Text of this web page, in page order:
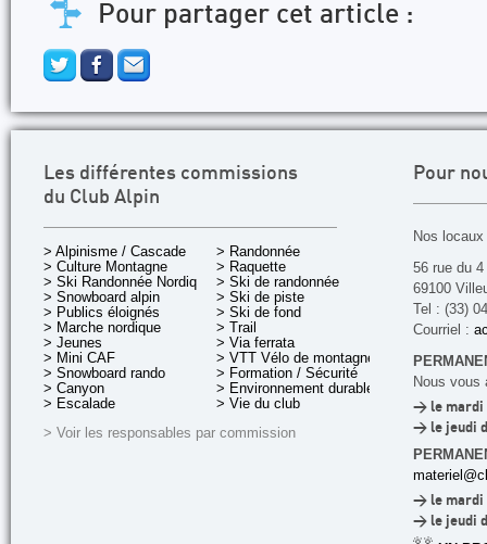
Pour partager cet article :
Les différentes commissions
du Club Alpin
> Alpinisme / Cascade
> Culture Montagne
> Ski Randonnée Nordique
> Snowboard alpin
> Publics éloignés
> Marche nordique
> Jeunes
> Mini CAF
> Snowboard rando
> Canyon
> Escalade
> Randonnée
> Raquette
> Ski de randonnée
> Ski de piste
> Ski de fond
> Trail
> Via ferrata
> VTT Vélo de montagne
> Formation / Sécurité
> Environnement durable
> Vie du club
> Voir les responsables par commission
Pour
Nos
56 rue du
69100
Tel : (33)
Courriel :
Nous vous
> le mardi
> le jeudi
> le mardi
> le jeudi